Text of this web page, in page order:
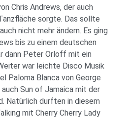
Chris Andrews, der auch
sorgte. Das sollte
nicht mehr ändern. Es ging
bis zu einem deutschen
dann Peter Orloff mit ein
war leichte Disco Musik
Paloma Blanca von George
Sun of Jamaica mit der
Natürlich durften in diesem
mit Cherry Cherry Lady